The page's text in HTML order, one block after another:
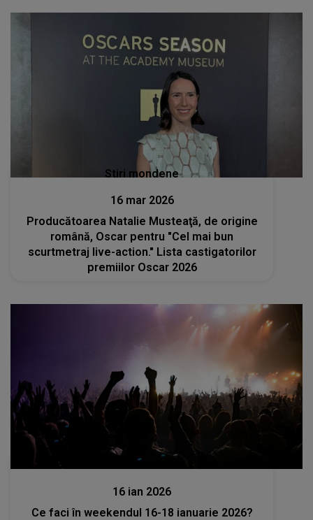
Stiri mondene
16 mar 2026
Producătoarea Natalie Musteaţă, de origine
română, Oscar pentru "Cel mai bun
scurtmetraj live-action." Lista castigatorilor
premiilor Oscar 2026
Divertisment
16 ian 2026
Ce faci în weekendul 16-18 ianuarie 2026?